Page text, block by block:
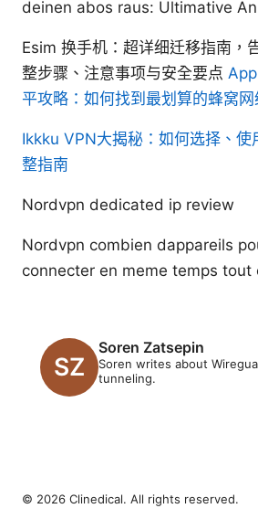
deinen abos raus: Ultimative
Esim 换手机：超详细迁移指南，
整步骤、注意事项与安全要点
平攻略：如何找到最划算的蜂窝
Ikkku VPN大揭秘：如何选择、使
整指南
Nordvpn dedicated ip review
Nordvpn combien dappareils
connecter en meme temps tout
Soren Zatsepin
Soren writes about
tunneling.
© 2026 Clinedical. All rights reserved.